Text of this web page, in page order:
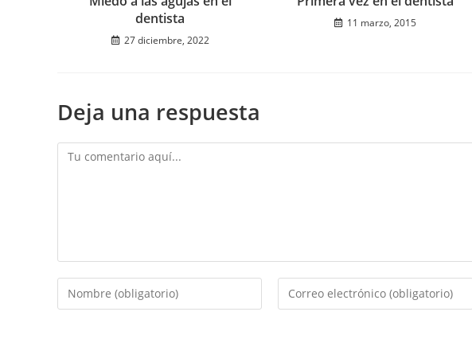
dentista
27 diciembre, 2022
11 marzo, 2015
Deja una respuesta